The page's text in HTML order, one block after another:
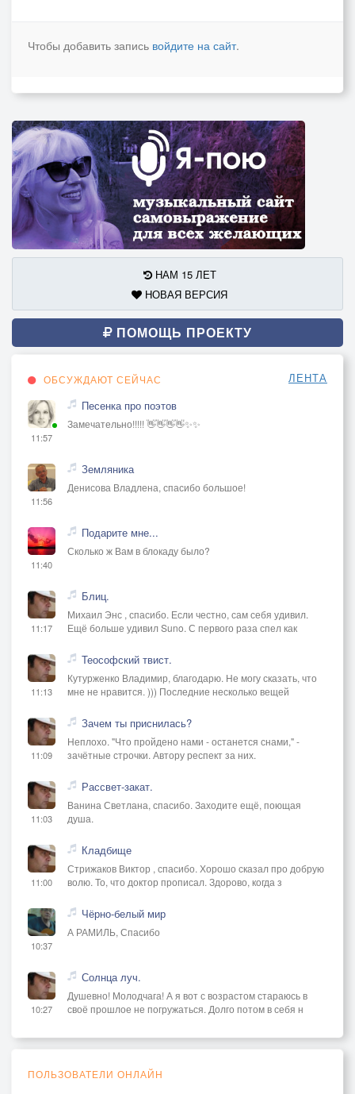
Чтобы добавить запись войдите на сайт.
НАМ 15 ЛЕТ
НОВАЯ ВЕРСИЯ
ПОМОЩЬ ПРОЕКТУ
ОБСУЖДАЮТ СЕЙЧАС ЛЕНТА
11:57
Песенка про поэтов
Замечательно!!!!! 👋👋👋👋✨✨
11:56
Земляника
Денисова Владлена, спасибо большое!
11:40
Подарите мне...
Сколько ж Вам в блокаду было?
11:17
Блиц.
Михаил Энс , спасибо. Если честно, сам себя удивил.
Ещё больше удивил Suno. С первого раза спел как
11:13
Теософский твист.
Кутурженко Владимир, благодарю. Не могу сказать, что
мне не нравится. ))) Последние несколько вещей
11:09
Зачем ты приснилась?
Неплохо. "Что пройдено нами - останется снами," -
зачётные строчки. Автору респект за них.
11:03
Рассвет-закат.
Ванина Светлана, спасибо. Заходите ещё, поющая
душа.
11:00
Кладбище
Стрижаков Виктор , спасибо. Хорошо сказал про добрую
волю. То, что доктор прописал. Здорово, когда з
10:37
Чёрно-белый мир
А РАМИЛЬ, Спасибо
10:27
Солнца луч.
Душевно! Молодчага! А я вот с возрастом стараюсь в
своё прошлое не погружаться. Долго потом в себя н
ПОЛЬЗОВАТЕЛИ ОНЛАЙН